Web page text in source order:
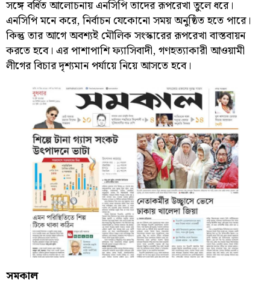
সঙ্গে বর্ধিত আলোচনায় এনসিপি তাদের রূপরেখা তুলে ধরে।
এনসিপি মনে করে, নির্বাচন যেকোনো সময় অনুষ্ঠিত হতে পারে।
কিন্তু তার আগে অবশ্যই মৌলিক সংস্কারের রূপরেখা বাস্তবায়ন
করতে হবে। এর পাশাপাশি ফ্যাসিবাদী, গণহত্যাকারী আওয়ামী
লীগের বিচার দৃশ্যমান পর্যায়ে নিয়ে আসতে হবে।
সমকাল